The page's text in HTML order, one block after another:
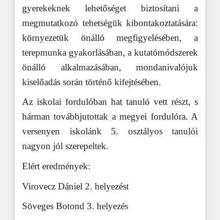
gyerekeknek lehetőséget biztosítani a
megmutatkozó tehetségük kibontakoztatására:
környezetük önálló megfigyelésében, a
terepmunka gyakorlásában, a kutatómódszerek
önálló alkalmazásában, mondanivalójuk
kiselőadás során történő kifejtésében.
Az iskolai fordulóban hat tanuló vett részt, s
hárman továbbjutottak a megyei fordulóra. A
versenyen iskolánk 5. osztályos tanulói
nagyon jól szerepeltek.
Elért eredmények:
Virovecz Dániel 2. helyezést
Söveges Botond 3. helyezés